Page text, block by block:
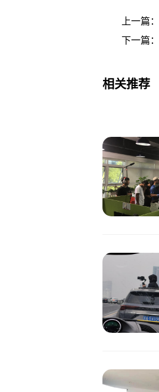
上一篇：
下一篇：
相关推荐